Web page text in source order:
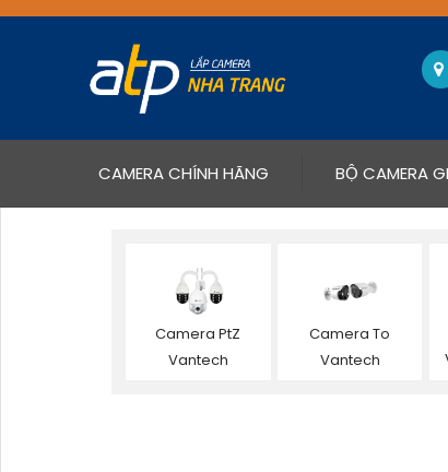
CAMERA CHÍNH HÃNG(CURRENT)BỘ CAMERA
Camera PtZ
Vantech
Camera To
Vantech